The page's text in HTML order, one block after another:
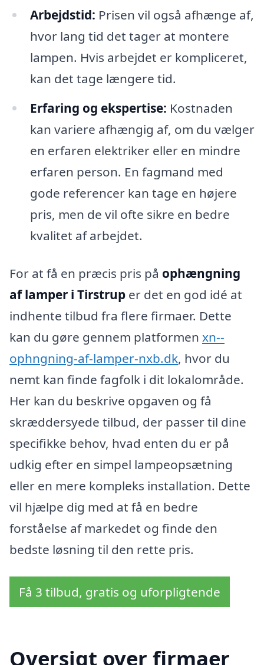
Arbejdstid: Prisen vil også afhænge af,
hvor lang tid det tager at montere
lampen. Hvis arbejdet er kompliceret,
kan det tage længere tid.
Erfaring og ekspertise: Kostnaden
kan variere afhængig af, om du vælger
en erfaren elektriker eller en mindre
erfaren person. En fagmand med
gode referencer kan tage en højere
pris, men de vil ofte sikre en bedre
kvalitet af arbejdet.
For at få en præcis pris på ophængning
af lamper i Tirstrup er det en god idé at
indhente tilbud fra flere firmaer. Dette
kan du gøre gennem platformen xn--
ophngning-af-lamper-nxb.dk, hvor du
nemt kan finde fagfolk i dit lokalområde.
Her kan du beskrive opgaven og få
skræddersyede tilbud, der passer til dine
specifikke behov, hvad enten du er på
udkig efter en simpel lampeopsætning
eller en mere kompleks installation. Dette
vil hjælpe dig med at få en bedre
forståelse af markedet og finde den
bedste løsning til den rette pris.
Få 3 tilbud, gratis og uforpligtende
Oversigt over firmaer